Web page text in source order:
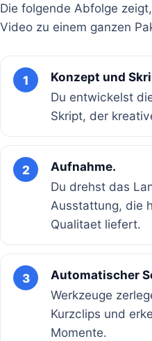
Die folgende Abfolge
Video zu einem ganzen
1
Konzept und
Du entwickelst
Skript, der
2
Aufnahme.
Du drehst das
Ausstattung, die
Qualitaet liefert.
3
Automatischer
Werkzeuge
Kurzclips und
Momente.